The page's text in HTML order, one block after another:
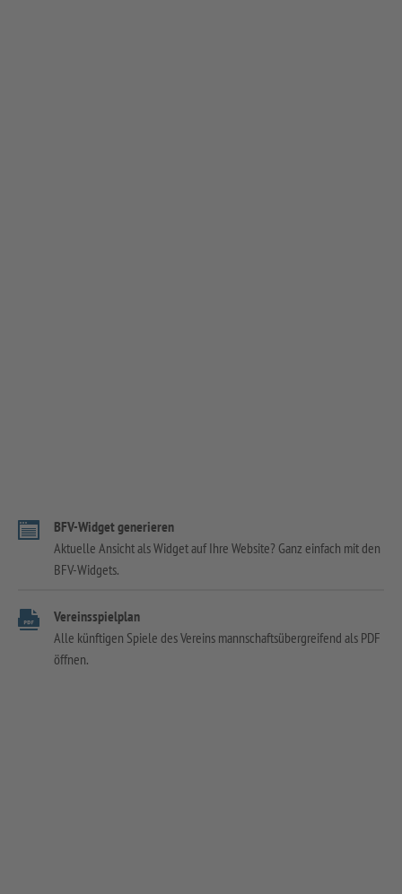
BFV-Widget generieren
Aktuelle Ansicht als Widget auf Ihre Website? Ganz einfach mit den
BFV-Widgets.
Vereinsspielplan
Alle künftigen Spiele des Vereins mannschaftsübergreifend als PDF
öffnen.